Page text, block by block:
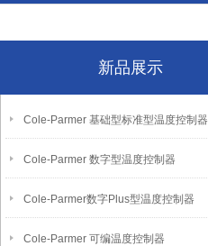
新品展示
Cole-Parmer 基础型标准型温度控制器
Cole-Parmer 数字型温度控制器
Cole-Parmer数字Plus型温度控制器
Cole-Parmer 可编温度控制器